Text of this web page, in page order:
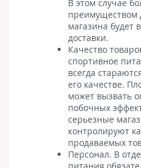
В этом случае
преимуществом
магазина будет
доставки.
Качество
спортивное
всегда
его качестве.
может вызвать
побочных
серьезные
контролируют
продаваемых
Персонал. В